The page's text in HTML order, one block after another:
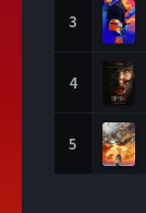
3
4
5